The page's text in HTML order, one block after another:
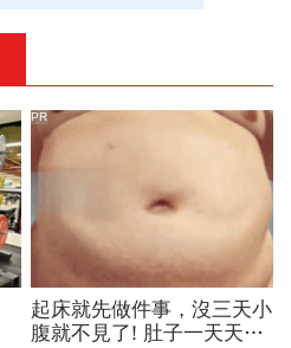
起床就先做件事，沒三天小
腹就不見了! 肚子一天天變
PR